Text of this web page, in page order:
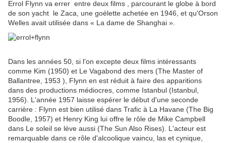
Errol Flynn va errer entre deux films , parcourant le globe à bord
de son yacht le Zaca, une goélette achetée en 1946, et qu'Orson
Welles avait utilisée dans « La dame de Shanghai ».
Dans les années 50, si l'on excepte deux films intéressants
comme Kim (1950) et Le Vagabond des mers (The Master of
Ballantree, 1953 ), Flynn en est réduit à faire des apparitions
dans des productions médiocres, comme Istanbul (Istanbul,
1956). L'année 1957 laisse espérer le début d'une seconde
carrière : Flynn est bien utilisé dans Trafic à La Havane (The Big
Boodle, 1957) et Henry King lui offre le rôle de Mike Campbell
dans Le soleil se lève aussi (The Sun Also Rises). L'acteur est
remarquable dans ce rôle d'alcoolique vaincu, las et cynique,